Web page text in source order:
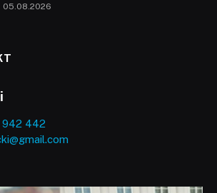
05.08.2026
442